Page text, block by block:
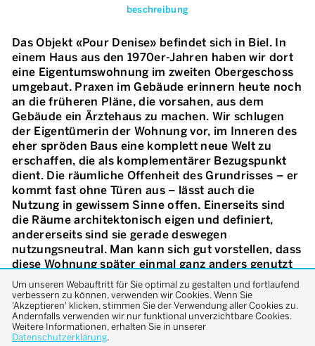
beschreibung
Das Objekt «Pour Denise» befindet sich in Biel. In
einem Haus aus den 1970er-Jahren haben wir dort
eine Eigentumswohnung im zweiten Obergeschoss
umgebaut. Praxen im Gebäude erinnern heute noch
an die früheren Pläne, die vorsahen, aus dem
Gebäude ein Ärztehaus zu machen. Wir schlugen
der Eigentümerin der Wohnung vor, im Inneren des
eher spröden Baus eine komplett neue Welt zu
erschaffen, die als komplementärer Bezugspunkt
dient. Die räumliche Offenheit des Grundrisses – er
kommt fast ohne Türen aus – lässt auch die
Nutzung in gewissem Sinne offen. Einerseits sind
die Räume architektonisch eigen und definiert,
andererseits sind sie gerade deswegen
nutzungsneutral. Man kann sich gut vorstellen, dass
diese Wohnung später einmal ganz anders genutzt
werden wird. Im Inneren arbeiteten wir mit
gekurvten Trockenbauwänden. Sie sind optisch
zwischen der Decken- und der Bodenscheibe
eingespannt. Die körperhaften, im Raum platzierten
Wände sind vollständig umgehbar. Sie schaffen ein
Um unseren Webauftritt für Sie optimal zu gestalten und fortlaufend
verbessern zu können, verwenden wir Cookies. Wenn Sie
'Akzeptieren' klicken, stimmen Sie der Verwendung aller Cookies zu.
Andernfalls verwenden wir nur funktional unverzichtbare Cookies.
Weitere Informationen, erhalten Sie in unserer
Datenschutzerklärung.